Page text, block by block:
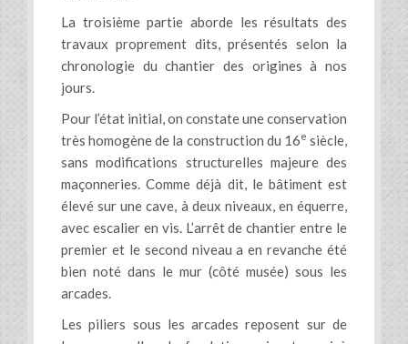
La troisième partie aborde les résultats des
travaux proprement dits, présentés selon la
chronologie du chantier des origines à nos
jours.
Pour l’état initial, on constate une conservation
très homogène de la construction du 16e siècle,
sans modifications structurelles majeure des
maçonneries. Comme déjà dit, le bâtiment est
élevé sur une cave, à deux niveaux, en équerre,
avec escalier en vis. L’arrêt de chantier entre le
premier et le second niveau a en revanche été
bien noté dans le mur (côté musée) sous les
arcades.
Les piliers sous les arcades reposent sur de